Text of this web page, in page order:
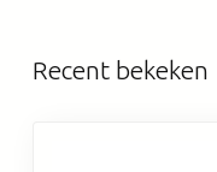
Recent bekeken